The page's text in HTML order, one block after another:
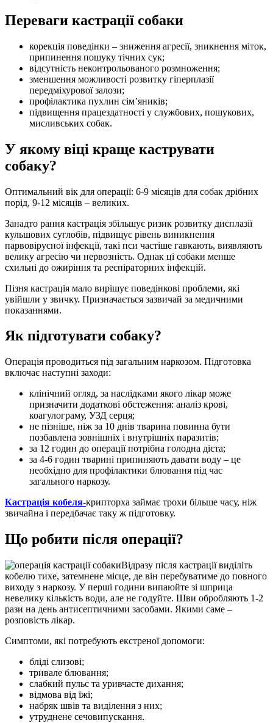
Переваги кастрації собаки
корекція поведінки – зниження агресії, зникнення міток,
припинення пошуку тічних сук;
відсутність неконтрольованого розмноження;
зменшення можливості розвитку гіперплазії
передміхурової залози;
профілактика пухлин сім’яників;
підвищення працездатності у службових, пошукових,
мисливських собак.
У якому віці краще каструвати
собаку?
Оптимальний вік для операції: 6-9 місяців для собак дрібних
порід, 9-12 місяців – великих.
Занадто рання кастрація збільшує ризик розвитку дисплазії
кульшових суглобів, підвищує рівень виникнення
парвовірусної інфекції, такі пси частіше гавкають, виявляють
велику агресію чи нервозність. Однак ці собаки менше
схильні до ожиріння та респіраторних інфекцій.
Пізня кастрація мало вирішує поведінкові проблеми, які
увійшли у звичку. Призначається зазвичай за медичними
показаннями.
Як підготувати собаку?
Операція проводиться під загальним наркозом. Підготовка
включає наступні заходи:
клінічний огляд, за наслідками якого лікар може
призначити додаткові обстеження: аналіз крові,
коагулограму, УЗД серця;
не пізніше, ніж за 10 днів тварина повинна бути
позбавлена зовнішніх і внутрішніх паразитів;
за 12 годин до операції потрібна голодна дієта;
за 4-6 годин тварині припиняють давати воду – це
необхідно для профілактики блювання під час
загального наркозу.
Кастрація кобеля-крипторха займає трохи більше часу, ніж
звичайна і передбачає таку ж підготовку.
Що робити після операції?
Відразу після кастрації виділіть
кобелю тихе, затемнене місце, де він перебуватиме до повного
виходу з наркозу. У перші години випаюйте зі шприца
невелику кількість води, але не годуйте. Шви обробляють 1-2
рази на день антисептичними засобами. Якими саме –
розповість лікар.
Симптоми, які потребують екстреної допомоги:
бліді слизові;
тривале блювання;
слабкий пульс та уривчасте дихання;
відмова від їжі;
набряк швів та виділення з них;
утруднене сечовипускання.